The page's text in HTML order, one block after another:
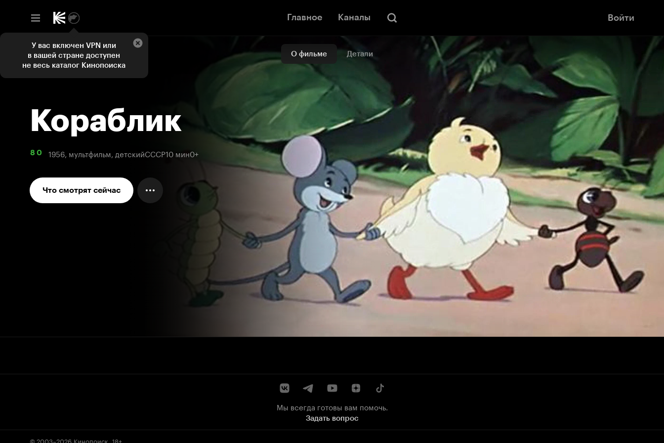
Главное Каналы Войти
О фильме Детали
Кораблик
8 0 1956, мультфильм, детскийСССР10 мин0+
Что смотрят сейчас
Мы всегда готовы вам помочь.
Задать вопрос
© 2003–2026 Кинопоиск 18+
У вас включен VPN или
в вашей стране доступен
не весь каталог Кинопоиска